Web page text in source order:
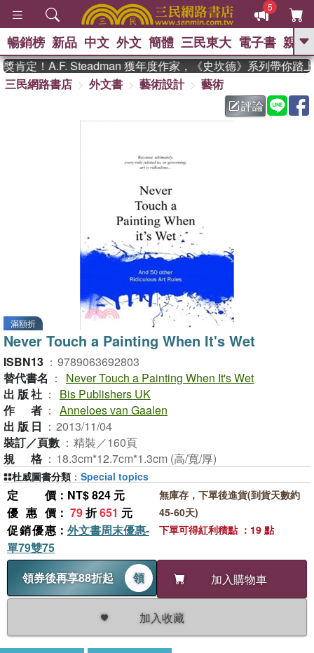
5
GO
熱搜： 東野圭吾 、
父親節 、 如果歷
暑期推薦 、 國際布克
偉大的迷走神經
暢銷榜 新品 中文 外文 簡體 三民東大 電子書 親子
定！A.F. Steadman 獲年度作家，《史坎德》系列帶你踏上
三民網路書店
外文書 藝術設計
藝術
評論
滿額折
Never Touch a Painting When It's Wet
ISBN13 ： 9789063692803
替代書名 ：
Never Touch a Painting When It's Wet
出版社 ：
Bis Publishers UK
作者 ： Anneloes van Gaalen
出版日 ： 2013/11/04
裝訂／頁數 ： 精裝／160頁
規格 ： 18.3cm*12.7cm*1.3cm (高/寬/厚)
定價 ：NT$ 824 元
優惠價 ： 79折651 元
促銷優惠 ： 外文書周末優惠-
單79雙75
領券後再享88折起
領 加入購物車
加入收藏
無庫存，下單後進貨(到貨天數約
45-60天)
下單可得紅利積點 ：19 點
杜威圖書分類 ： Special topics